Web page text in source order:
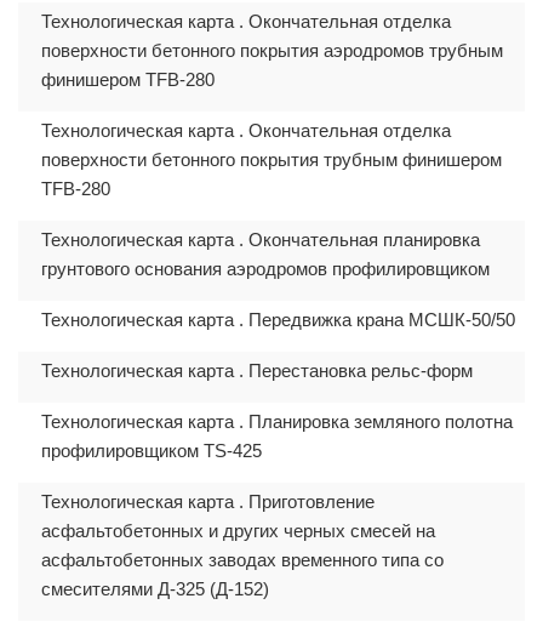
Технологическая карта . Окончательная отделка
поверхности бетонного покрытия аэродромов трубным
финишером TFB-280
Технологическая карта . Окончательная отделка
поверхности бетонного покрытия трубным финишером
TFB-280
Технологическая карта . Окончательная планировка
грунтового основания аэродромов профилировщиком
Технологическая карта . Передвижка крана МСШК-50/50
Технологическая карта . Перестановка рельс-форм
Технологическая карта . Планировка земляного полотна
профилировщиком TS-425
Технологическая карта . Приготовление
асфальтобетонных и других черных смесей на
асфальтобетонных заводах временного типа со
смесителями Д-325 (Д-152)